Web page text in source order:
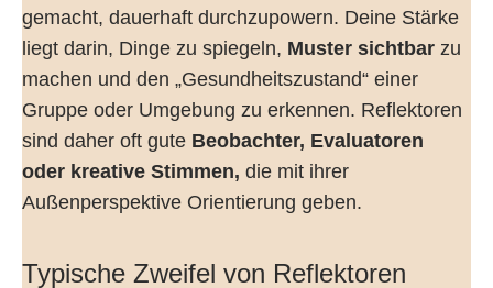
gemacht, dauerhaft durchzupowern. Deine Stärke
liegt darin, Dinge zu spiegeln, Muster sichtbar zu
machen und den „Gesundheitszustand“ einer
Gruppe oder Umgebung zu erkennen. Reflektoren
sind daher oft gute Beobachter, Evaluatoren
oder kreative Stimmen, die mit ihrer
Außenperspektive Orientierung geben.
Typische Zweifel von Reflektoren